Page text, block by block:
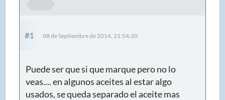
#1 08 de Septiembre de 2014, 21:54:20
Puede ser que si que marque pero no lo
veas.... en algunos aceites al estar algo
usados, se queda separado el aceite mas